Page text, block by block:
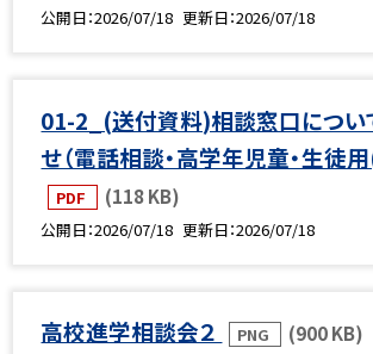
公開日 2026/07/18 更新日 2026/07/18
01-2_(送付資料)相談窓口につい
せ（電話相談・高学年児童・生徒用
PDF (118 KB)
公開日 2026/07/18 更新日 2026/07/18
高校進学相談会２ PNG (900 KB)